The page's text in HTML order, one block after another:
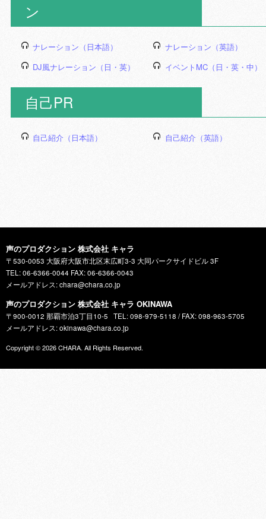
ン
ナレーション（日本語）
ナレーション（英語）
DJ風ナレーション（日・英）
イベントMC（日・英・中）
自己PR
自己紹介（日本語） 自己紹介（英語）
声のプロダクション 株式会社 キャラ
〒530-0053 大阪府大阪市北区末広町3-3 大同パークサイドビル 3F
TEL: 06-6366-0044 FAX: 06-6366-0043
メールアドレス: chara@chara.co.jp
声のプロダクション 株式会社 キャラ OKINAWA
〒900-0012 那覇市泊3丁目10-5
TEL: 098-979-5118 / FAX: 098-963-5705
メールアドレス: okinawa@chara.co.jp
Copyright © 2026CHARA. All Rights Reserved.